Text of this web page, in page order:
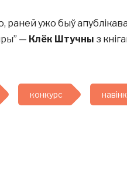
раней ужо быў
— Клёк Штучны з
конкурс